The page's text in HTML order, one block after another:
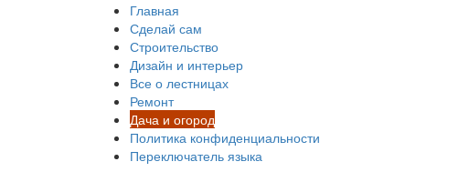
Главная
Сделай сам
Строительство
Дизайн и интерьер
Все о лестницах
Ремонт
Дача и огород
Политика конфиденциальности
Переключатель языка